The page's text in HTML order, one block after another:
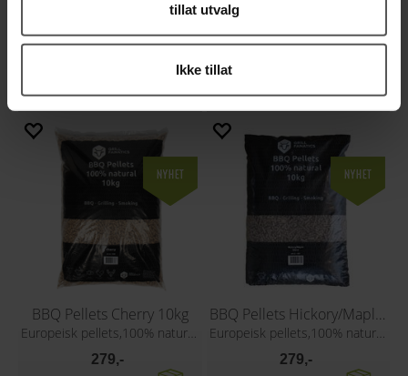
tillat utvalg
Ikke tillat
Europeisk pellets,100% naturlig trevirke Europeisk pellets,100% naturlig trevirke
BBQ Pellets Cherry 10kg
Europeisk pellets,100% naturlig trevirke
279,-
BBQ Pellets Hickory/Maple 10kg
Europeisk pellets,100% naturlig trevirke
279,-